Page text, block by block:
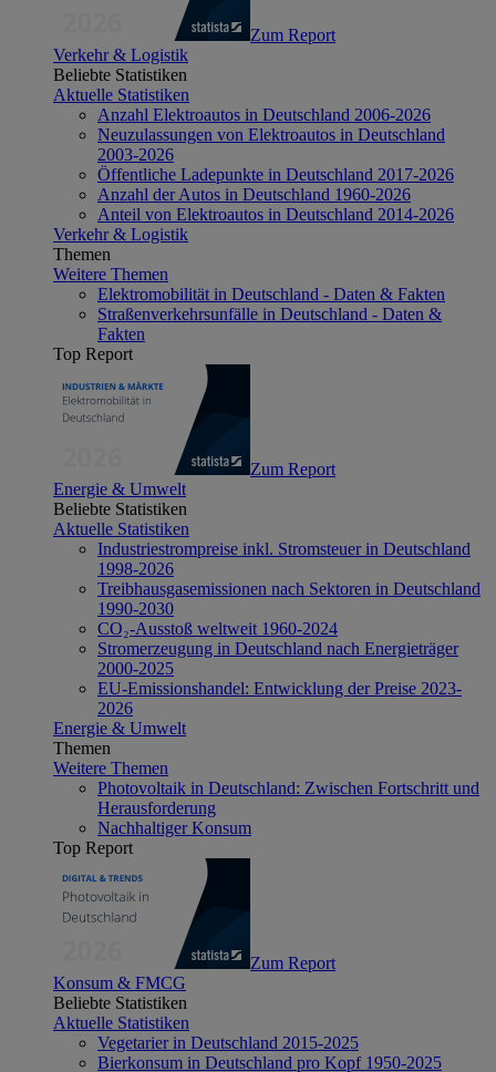
Zum Report
Verkehr & Logistik
Beliebte Statistiken
Aktuelle Statistiken
Anzahl Elektroautos in Deutschland 2006-2026
Neuzulassungen von Elektroautos in Deutschland
2003-2026
Öffentliche Ladepunkte in Deutschland 2017-2026
Anzahl der Autos in Deutschland 1960-2026
Anteil von Elektroautos in Deutschland 2014-2026
Verkehr & Logistik
Themen
Weitere Themen
Elektromobilität in Deutschland - Daten & Fakten
Straßenverkehrsunfälle in Deutschland - Daten &
Fakten
Top Report
Zum Report
Energie & Umwelt
Beliebte Statistiken
Aktuelle Statistiken
Industriestrompreise inkl. Stromsteuer in Deutschland
1998-2026
Treibhausgasemissionen nach Sektoren in Deutschland
1990-2030
CO₂-Ausstoß weltweit 1960-2024
Stromerzeugung in Deutschland nach Energieträger
2000-2025
EU-Emissionshandel: Entwicklung der Preise 2023-
2026
Energie & Umwelt
Themen
Weitere Themen
Photovoltaik in Deutschland: Zwischen Fortschritt und
Herausforderung
Nachhaltiger Konsum
Top Report
Zum Report
Konsum & FMCG
Beliebte Statistiken
Aktuelle Statistiken
Vegetarier in Deutschland 2015-2025
Bierkonsum in Deutschland pro Kopf 1950-2025